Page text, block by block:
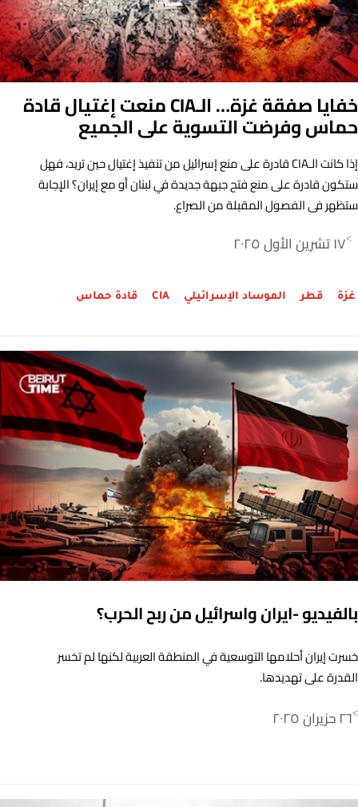
خفايا صفقة غزة… الـCIA منعت إغتيال قادة
حماس وفرضت التسوية على الجميع
إذا كانت الـCIA قادرة على منع إسرائيل من تنفيذ إغتيال حين تريد، فهل
ستكون قادرة على منع فتح جبهة جديدة في لبنان أو مع إيران؟ الإجابة
ستظهر في الفصول المقبلة من الصراع.
>١٧ تشرين الأول ٢٠٢٥
غزة قطر الموساد الإسرائيلي CIA قادة حماس
بالفيديو -ايران واسرائيل من ربح الحرب؟
خسرت إيران أحلامها التوسعية في المنطقة العربية لكنها لم تخسر
القدرة على تهديدها.
>٢٦ حزيران ٢٠٢٥